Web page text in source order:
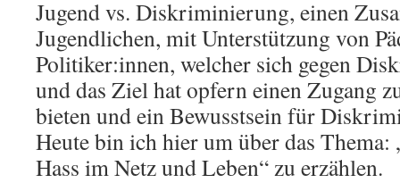
Jugend vs. Diskriminierung, einen
Jugendlichen, mit Unterstützung von
Politiker:innen, welcher sich gegen
und das Ziel hat opfern einen Zugang
bieten und ein Bewusstsein für
Heute bin ich hier um über das
Hass im Netz und Leben“ zu erzählen.